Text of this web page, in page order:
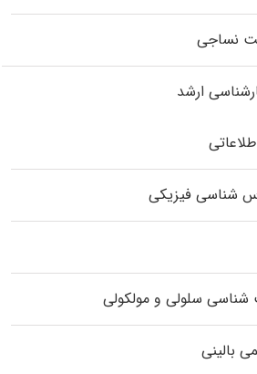
نساجی
ارشد
شناسی فیزیکی
سلولی و مولکولی
بالینی